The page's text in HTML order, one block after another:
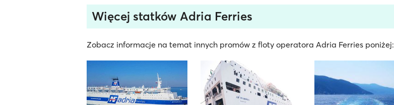
Więcej statków Adria Ferries
Zobacz informacje na temat innych promów z floty operatora Adria Ferries poniżej: